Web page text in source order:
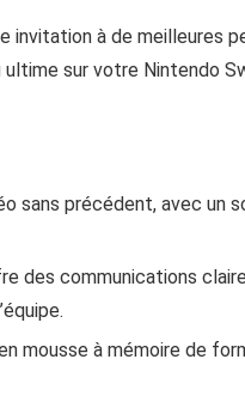
invitation à de meilleures
ultime sur votre Nintendo
sans précédent, avec un
des communications
mousse à mémoire de